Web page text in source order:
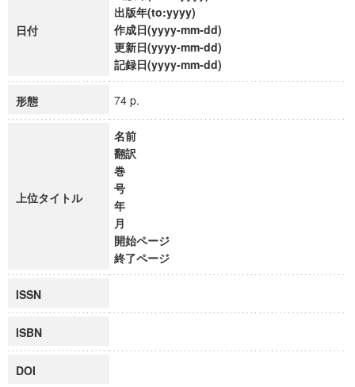
日付
出版年(to:yyyy)
作成日(yyyy-mm-dd)
更新日(yyyy-mm-dd)
記録日(yyyy-mm-dd)
形態 74 p.
上位タイトル
名前
翻訳
巻
号
年
月
開始ページ
終了ページ
ISSN
ISBN
DOI